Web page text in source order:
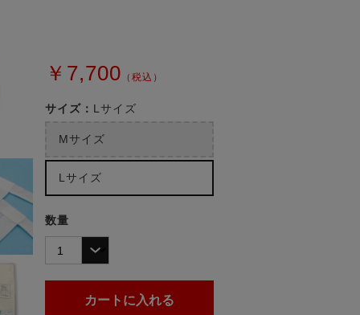
￥7,700 （税込）
サイズ： Lサイズ
Mサイズ
Lサイズ
数量